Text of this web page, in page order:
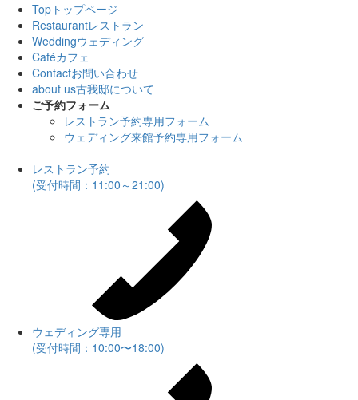
Top トップページ
Restaurantレストラン
Weddingウェディング
Caféカフェ
Contactお問い合わせ
about us古我邸について
ご予約フォーム
レストラン予約専用フォーム
ウェディング来館予約専用フォーム
レストラン予約
(受付時間：11:00～21:00)
ウェディング専用
(受付時間：10:00〜18:00)